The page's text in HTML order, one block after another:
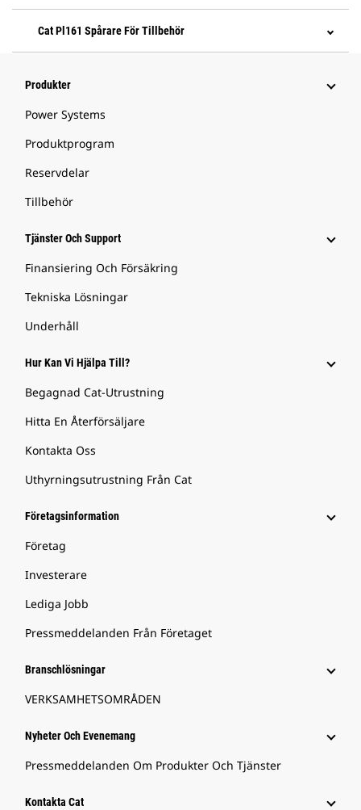
Cat Pl161 Spårare För Tillbehör
Produkter
Power Systems
Produktprogram
Reservdelar
Tillbehör
Tjänster Och Support
Finansiering Och Försäkring
Tekniska Lösningar
Underhåll
Hur Kan Vi Hjälpa Till?
Begagnad Cat-Utrustning
Hitta En Återförsäljare
Kontakta Oss
Uthyrningsutrustning Från Cat
Företagsinformation
Företag
Investerare
Lediga Jobb
Pressmeddelanden Från Företaget
Branschlösningar
VERKSAMHETSOMRÅDEN
Nyheter Och Evenemang
Pressmeddelanden Om Produkter Och Tjänster
Kontakta Cat